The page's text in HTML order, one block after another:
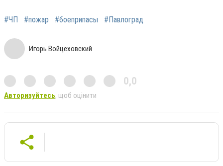
#ЧП #пожар #боеприпасы #Павлоград
Игорь Войцеховский
0,0
Авторизуйтесь, щоб оцінити